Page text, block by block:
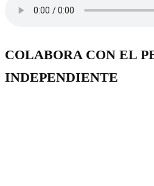
COLABORA CON EL
INDEPENDIENTE